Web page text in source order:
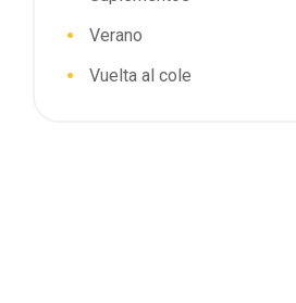
Verano
Vuelta al cole